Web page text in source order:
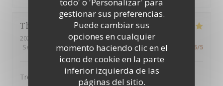
gestionar sus preferencias.
Puede cambiar sus
opciones en cualquier
momento haciendo clic en el
icono de cookie en la parte
inferior izquierda de las
páginas del sitio.
Thao
2026-08-04
- 12:15 - Invitados 7
Servicio
/5 Ambiente: 4/5 Menú:5 /5 Calidad / Precio 5/5
Très bon plat cuisiné, il y en a pour tous les goûts.